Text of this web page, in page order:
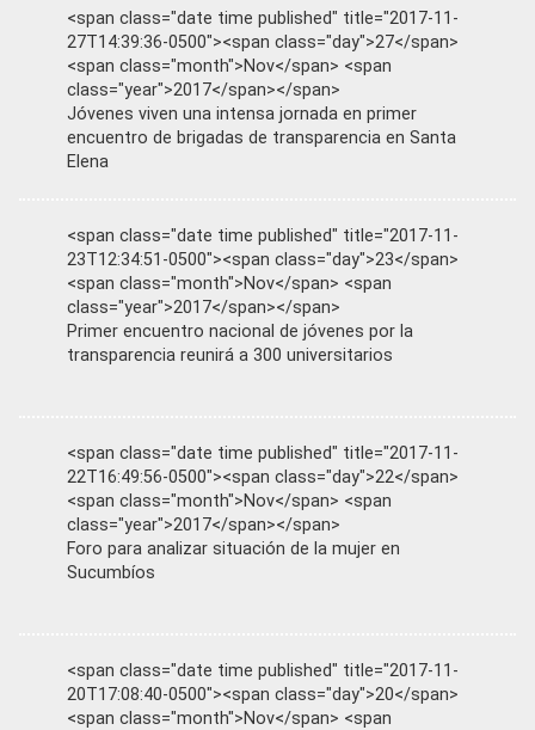
<span class="date time published" title="2017-11-
27T14:39:36-0500"><span class="day">27</span>
<span class="month">Nov</span> <span
class="year">2017</span></span>
Jóvenes viven una intensa jornada en primer
encuentro de brigadas de transparencia en Santa
Elena
<span class="date time published" title="2017-11-
23T12:34:51-0500"><span class="day">23</span>
<span class="month">Nov</span> <span
class="year">2017</span></span>
Primer encuentro nacional de jóvenes por la
transparencia reunirá a 300 universitarios
<span class="date time published" title="2017-11-
22T16:49:56-0500"><span class="day">22</span>
<span class="month">Nov</span> <span
class="year">2017</span></span>
Foro para analizar situación de la mujer en
Sucumbíos
<span class="date time published" title="2017-11-
20T17:08:40-0500"><span class="day">20</span>
<span class="month">Nov</span> <span